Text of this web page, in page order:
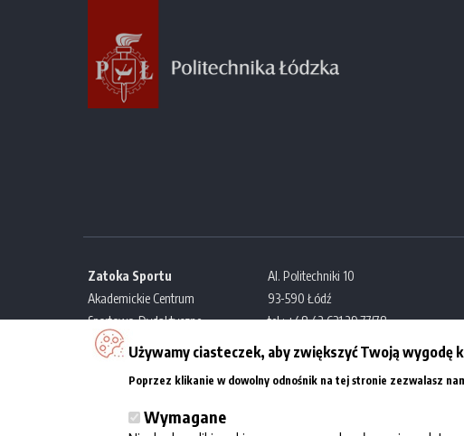
Zatoka Sportu
Akademickie Centrum
Sportowo-Dydaktyczne
Politechniki Łódzkiej
Al. Politechniki 10
93-590 Łódź
tel.: +48 42 631 29 77/78
e-mail:
kontakt@zatokasportu.pl
Używamy ciasteczek, aby zwiększyć Twoją wygodę
Poprzez klikanie w dowolny odnośnik na tej stronie zezwalasz
Wymagane